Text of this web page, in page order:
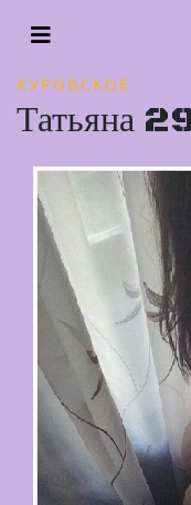
КУРОВСКОЕ
Татьяна